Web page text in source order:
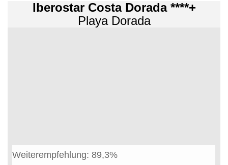
Iberostar Costa Dorada ****+
Playa Dorada
Weiterempfehlung: 89,3%